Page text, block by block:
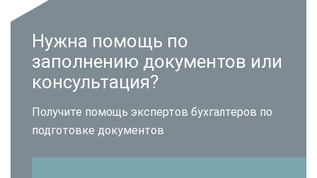
Нужна помощь по
заполнению документов или
консультация?
Получите помощь экспертов бухгалтеров по
подготовке документов